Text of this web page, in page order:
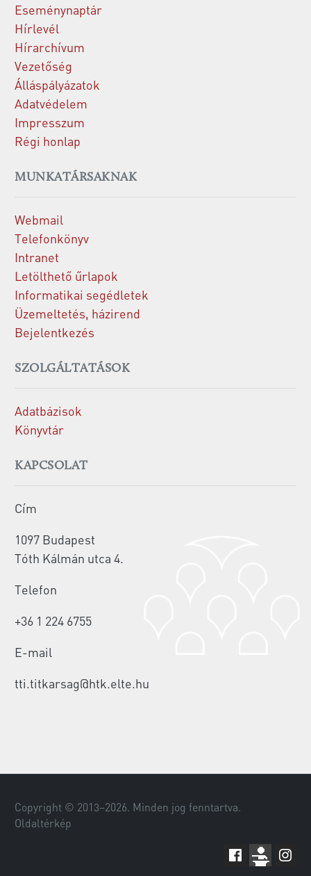
Eseménynaptár
Hírlevél
Hírarchívum
Vezetőség
Álláspályázatok
Adatvédelem
Impresszum
Régi honlap
MUNKATÁRSAKNAK
Webmail
Telefonkönyv
Intranet
Letölthető űrlapok
Informatikai segédletek
Üzemeltetés, házirend
Bejelentkezés
SZOLGÁLTATÁSOK
Adatbázisok
Könyvtár
KAPCSOLAT
Cím
1097 Budapest
Tóth Kálmán utca 4.
Telefon
+36 1 224 6755
E-mail
tti.titkarsag@htk.elte.hu
Copyright © 2013–2026. Minden jog fenntartva.
Oldaltérkép